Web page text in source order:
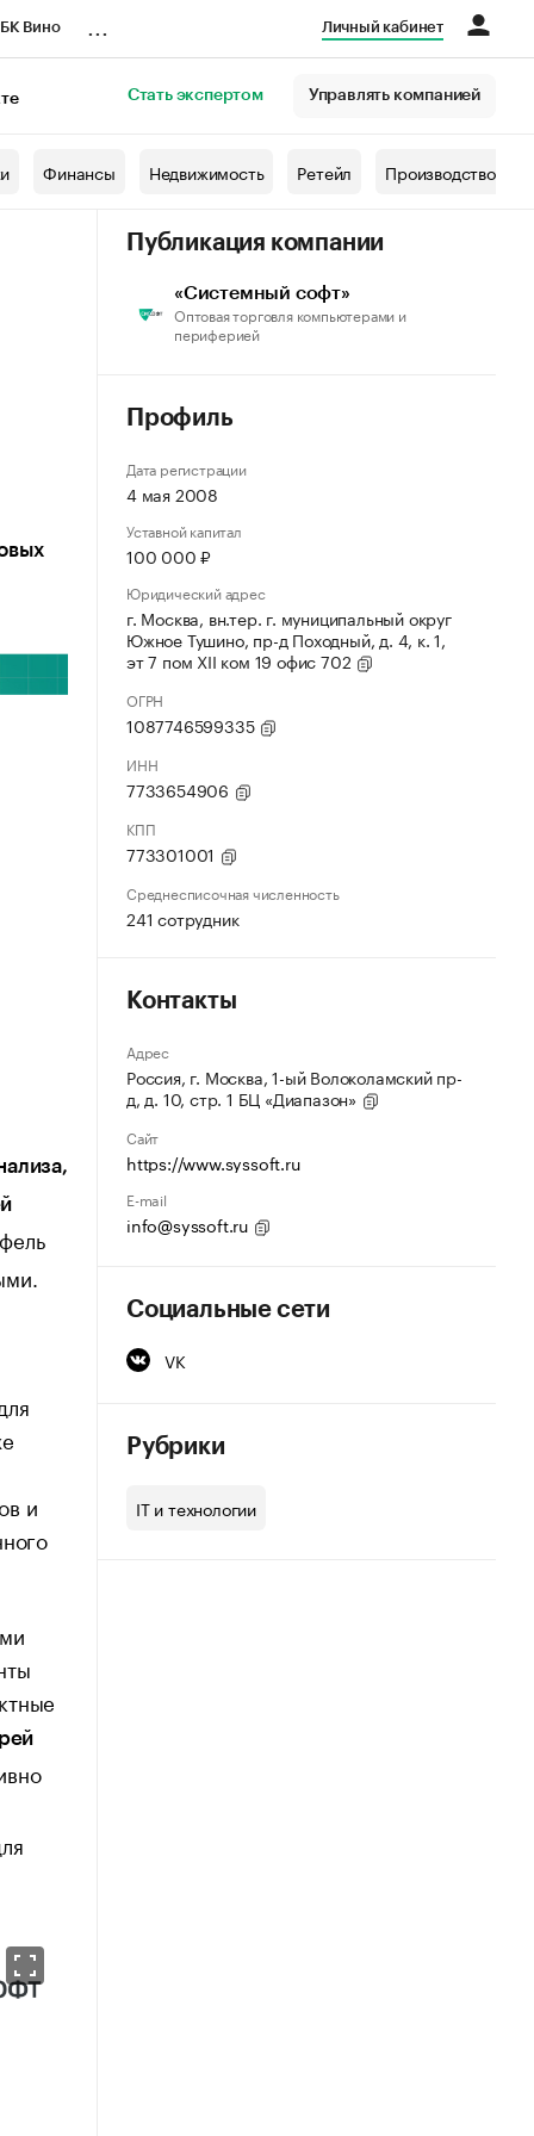
Вино Личный кабинет
Стать экспертом Управлять компанией
Финансы Недвижимость Ретейл Производство
и
Публикация компании
«Системный софт»
Оптовая торговля компьютерами и
периферией
Профиль
Дата регистрации
4 мая 2008
Уставной капитал
100 000 ₽
Юридический адрес
г. Москва, вн.тер. г. муниципальный округ
Южное Тушино, пр-д Походный, д. 4, к. 1,
эт 7 пом XII ком 19 офис 702
ОГРН
1087746599335
ИНН
7733654906
КПП
773301001
Среднесписочная численность
241 сотрудник
Контакты
Адрес
Россия, г. Москва, 1-ый Волоколамский пр-
д, д. 10, стр. 1 БЦ «Диапазон»
Сайт
https://www.syssoft.ru
E-mail
info@syssoft.ru
Социальные сети
VK
Рубрики
IT и технологии